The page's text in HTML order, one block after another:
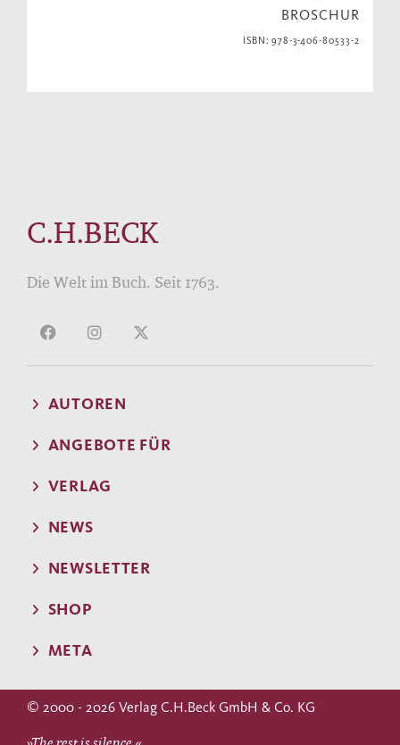
BROSCHUR
ISBN: 978-3-406-80533-2
C.H.BECK
Die Welt im Buch. Seit 1763.
AUTOREN
ANGEBOTE FÜR
VERLAG
NEWS
NEWSLETTER
SHOP
META
© 2000 - 2026 Verlag C.H.Beck GmbH & Co. KG